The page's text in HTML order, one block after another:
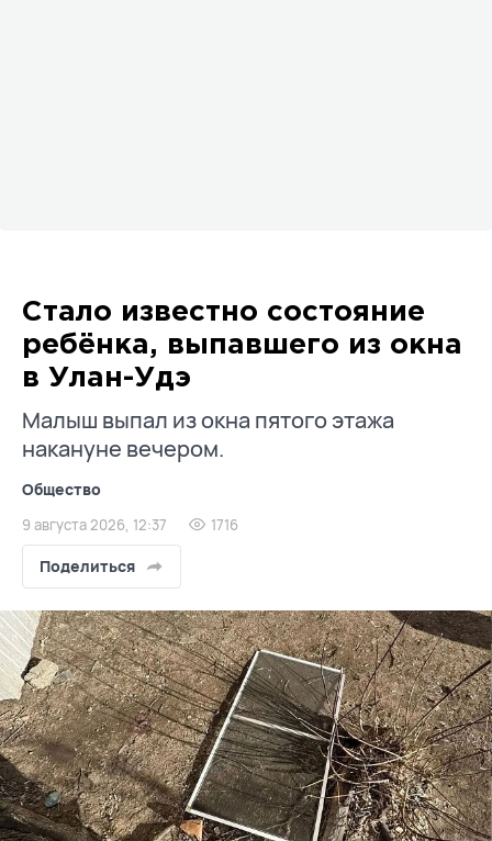
Стало известно состояние
ребёнка, выпавшего из окна
в Улан-Удэ
Малыш выпал из окна пятого этажа
накануне вечером.
Общество
9 августа 2026, 12:37 1716
Поделиться